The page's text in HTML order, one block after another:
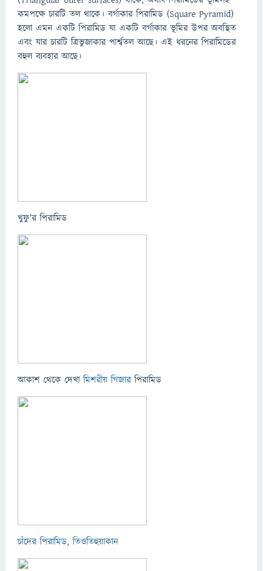
কমপক্ষে চারটি তল থাকে। বর্গাকার পিরামিড (Square Pyramid)
হলো এমন একটি পিরামিড যা একটি বর্গাকার ভূমির উপর অবস্থিত
এবং যার চারটি ত্রিভুজাকার পার্শ্বতল আছে। এই ধরনের পিরামিডের
বহুল ব্যবহার আছে।
খুফু'র পিরামিড
আকাশ থেকে দেখামিশরীয় গিজারপিরামিড
চাঁদের পিরামিড,তিওতিহুয়াকান